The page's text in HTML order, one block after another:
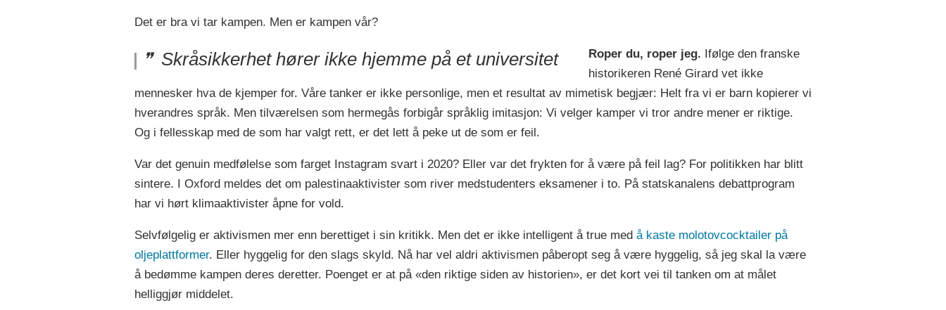
Det er bra vi tar kampen. Men er kampen vår?
Skråsikkerhet hører ikke hjemme på et universitet Roper du, roper jeg. Ifølge den franske
historikeren René Girard vet ikke
mennesker hva de kjemper for. Våre tanker er ikke personlige, men et resultat av mimetisk begjær: Helt fra vi er barn kopierer vi
hverandres språk. Men tilværelsen som hermegås forbigår språklig imitasjon: Vi velger kamper vi tror andre mener er riktige.
Og i fellesskap med de som har valgt rett, er det lett å peke ut de som er feil.
Var det genuin medfølelse som farget Instagram svart i 2020? Eller var det frykten for å være på feil lag? For politikken har blitt
sintere. I Oxford meldes det om palestinaaktivister som river medstudenters eksamener i to. På statskanalens debattprogram
har vi hørt klimaaktivister åpne for vold.
Selvfølgelig er aktivismen mer enn berettiget i sin kritikk. Men det er ikke intelligent å true med å kaste molotovcocktailer på
oljeplattformer. Eller hyggelig for den slags skyld. Nå har vel aldri aktivismen påberopt seg å være hyggelig, så jeg skal la være
å bedømme kampen deres deretter. Poenget er at på «den riktige siden av historien», er det kort vei til tanken om at målet
helliggjør middelet.